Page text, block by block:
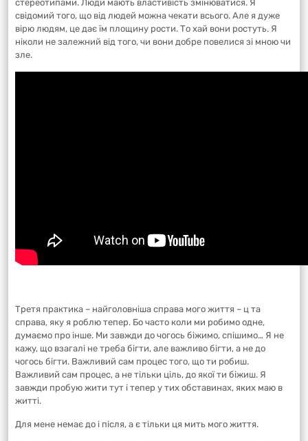
стереотипами. Люди мають властивість змінюватися. Я
свідомий того, що від людей можна чекати всього. Але я дуже
вірю людям, це дає їм площину рости. То хай вони ростуть. Я
ніколи не залежний від того, чи вони добре повелися зі мною чи
зле.
Третя практика – найголовніша справа мого життя – ц та
справа, яку я роблю тепер. Бо часто коли ми робимо одне,
думаємо про інше. Ми завжди до чогось біжимо, спішимо… Я не
кажу, що взагалі не треба бігти, але важливо бігти, а не до
чогось бігти. Важливий сам процес того, що ти робиш.
Важливий сам процес, а не тільки ціль, до якої ти біжиш. Я
завжди пробую жити тут і тепер у тих обставинах, яких маю в
житті.
Для мене немає до і після, а є тільки ця мить мого життя.